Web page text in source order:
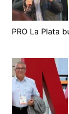
PRO La Plata
entradas